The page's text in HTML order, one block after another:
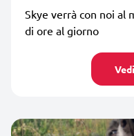
Skye verrà con noi al
di ore al giorno